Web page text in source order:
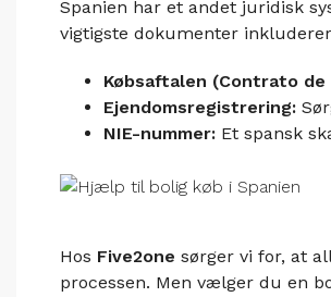
Spanien har et andet juridisk
vigtigste dokumenter
Købsaftalen (Contrato de
Ejendomsregistrering:
NIE-nummer: Et spansk
Hos Five2one sørger vi for, at
processen. Men vælger du en